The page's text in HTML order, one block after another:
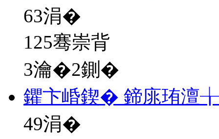
63涓�
125骞崇背
3瀹�2鍘�
鑺卞崏鍥� 鍗庣珛澶
49涓�